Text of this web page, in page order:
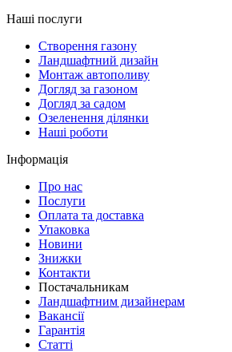
Наші послуги
Створення газону
Ландшафтний дизайн
Монтаж автополиву
Догляд за газоном
Догляд за садом
Озеленення ділянки
Наші роботи
Інформація
Про нас
Послуги
Оплата та доставка
Упаковка
Новини
Знижки
Контакти
Постачальникам
Ландшафтним дизайнерам
Вакансії
Гарантія
Статті